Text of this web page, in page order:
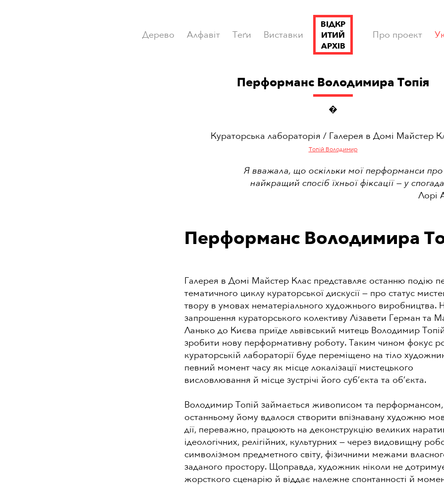
ВІДКР
ИТИЙ
АРХІВ
Дерево Алфавiт Теґи Виставки Про проект
Перформанс Володимира Топія
�
Кураторська лабораторія / Галерея в Домі Майстер
Топій Володимир
Я вважала, що оскільки мої перформанси про
найкращий спосіб їхньої фіксації — у
Лорі
Перформанс Володимира
Галерея в Домі Майстер Клас представляє останню подію
тематичного циклу кураторської дискусії — про статус
твору в умовах нематеріального художнього виробництва.
запрошення кураторського колективу Лізавети Герман та
Ланько до Києва приїде львівський митець Володимир
зробити нову перформативну роботу. Таким чином фокус
кураторській лабораторії буде переміщено на тіло
певний момент часу як місце локалізації мистецького
висловлювання й місце зустрічі його суб’єкта та об’єкта.
Володимир Топій займається живописом та перформансом,
останньому йому вдалося створити впізнавану художню
дії, переважно, працюють на деконструкцію великих
ідеологічних, релігійних, культурних — через видовищну
символізмом предметного світу, фізичними межами
заданого простору. Щоправда, художник ніколи не
жорсткого сценарію й віддає належне спонтанності й